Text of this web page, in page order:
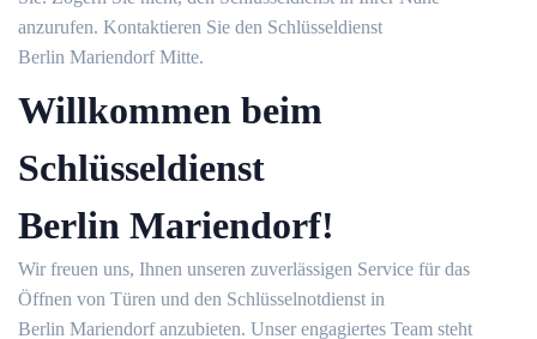
anzurufen. Kontaktieren Sie den Schlüsseldienst
Berlin Mariendorf Mitte.
Willkommen beim
Schlüsseldienst
Berlin Mariendorf!
Wir freuen uns, Ihnen unseren zuverlässigen Service für das
Öffnen von Türen und den Schlüsselnotdienst in
Berlin Mariendorf anzubieten. Unser engagiertes Team steht